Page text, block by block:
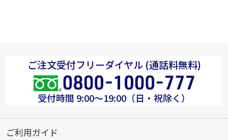
ご注文受付フリーダイヤル (通話料無料)
受付時間 9:00～19:00（日・祝除く）
ご利用ガイド